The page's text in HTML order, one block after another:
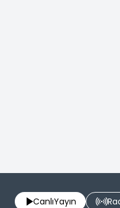
CanlıYayın